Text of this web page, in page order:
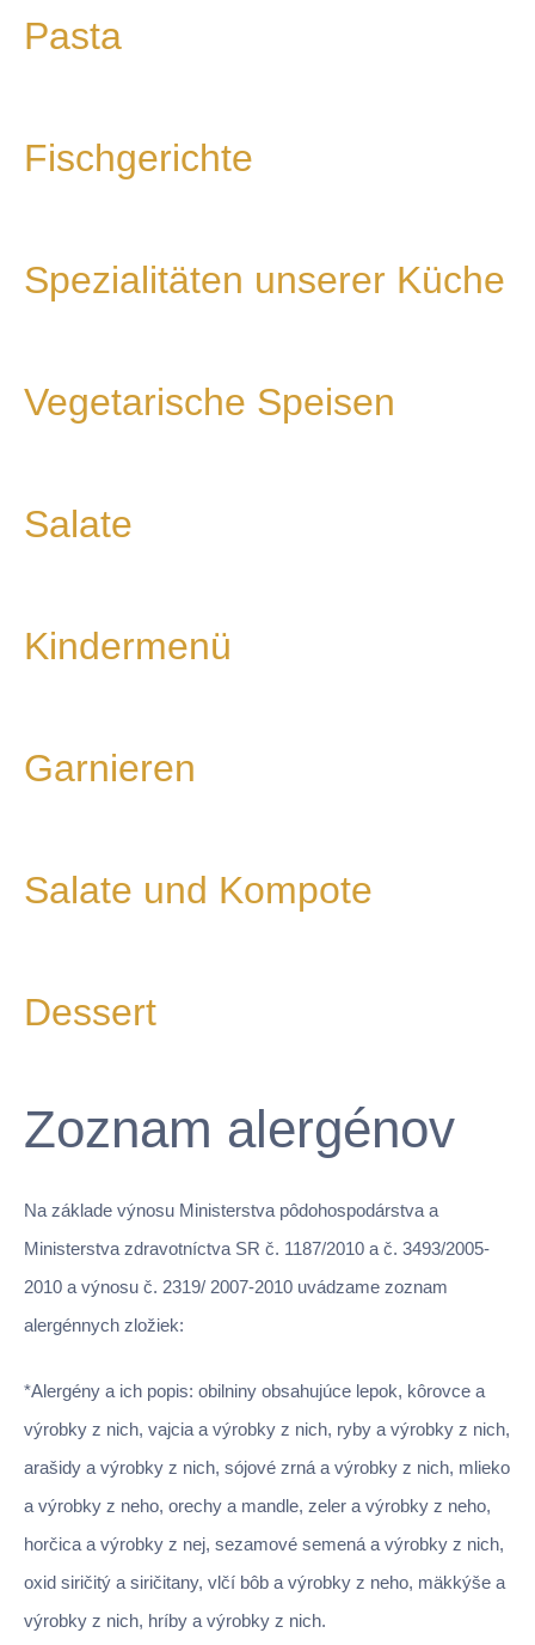
Pasta
Fischgerichte
Spezialitäten unserer Küche
Vegetarische Speisen
Salate
Kindermenü
Garnieren
Salate und Kompote
Dessert
Zoznam alergénov
Na základe výnosu Ministerstva pôdohospodárstva a
Ministerstva zdravotníctva SR č. 1187/2010 a č. 3493/2005-
2010 a výnosu č. 2319/ 2007-2010 uvádzame zoznam
alergénnych zložiek:
*Alergény a ich popis: obilniny obsahujúce lepok, kôrovce a
výrobky z nich, vajcia a výrobky z nich, ryby a výrobky z nich,
arašidy a výrobky z nich, sójové zrná a výrobky z nich, mlieko
a výrobky z neho, orechy a mandle, zeler a výrobky z neho,
horčica a výrobky z nej, sezamové semená a výrobky z nich,
oxid siričitý a siričitany, vlčí bôb a výrobky z neho, mäkkýše a
výrobky z nich, hríby a výrobky z nich.